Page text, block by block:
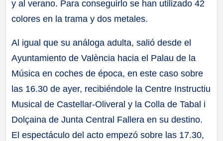
y al verano. Para conseguirlo se han utilizado 42
colores en la trama y dos metales.
Al igual que su análoga adulta, salió desde el
Ayuntamiento de València hacia el Palau de la
Música en coches de época, en este caso sobre
las 16.30 de ayer, recibiéndole la Centre Instructiu
Musical de Castellar-Oliveral y la Colla de Tabal i
Dolçaina de Junta Central Fallera en su destino.
El espectáculo del acto empezó sobre las 17.30,